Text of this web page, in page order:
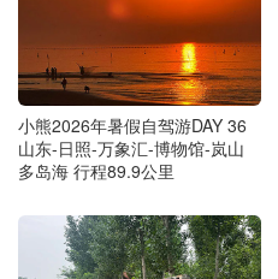
小熊2026年暑假自驾游DAY 36
山东-日照-万象汇-博物馆-岚山
多岛海 行程89.9公里